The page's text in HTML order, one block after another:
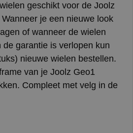
geschikt voor de Joolz
je een nieuwe look
of wanneer de wielen
de garantie is verlopen kun
nieuwe wielen bestellen.
van je Joolz Geo1
Compleet met velg in de